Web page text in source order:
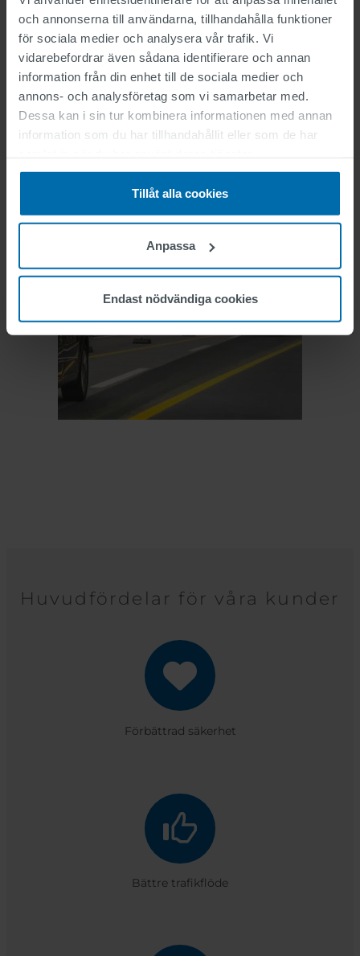
och annonserna till användarna, tillhandahålla funktioner
för sociala medier och analysera vår trafik. Vi
vidarebefordrar även sådana identifierare och annan
information från din enhet till de sociala medier och
annons- och analysföretag som vi samarbetar med.
Dessa kan i sin tur kombinera informationen med annan
information som du har tillhandahållit eller som de har
Tillåt alla cookies
Anpassa
Endast nödvändiga cookies
Construction Zone
Markings
Huvudfördelar för våra kunder
Förbättrad säkerhet
Bättre trafikflöde